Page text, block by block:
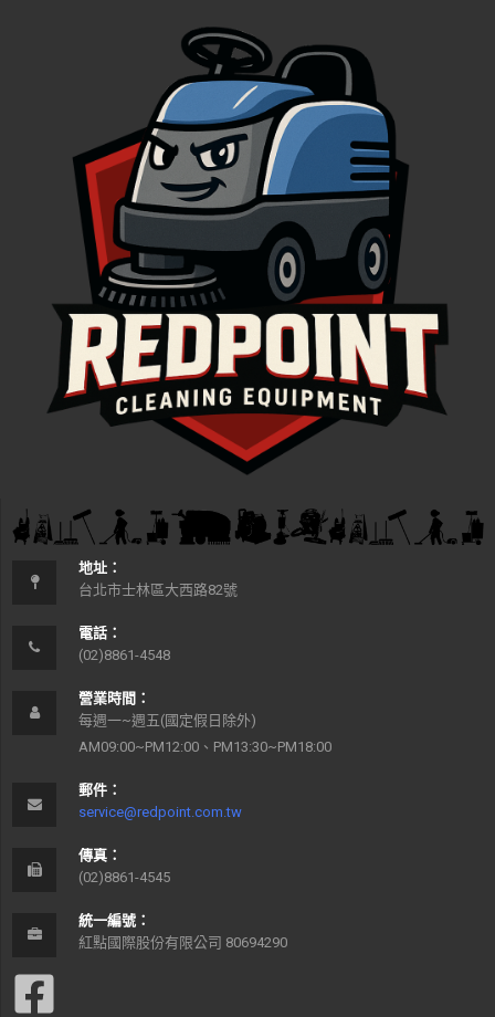
地址：
台北市士林區大西路82號
電話：
(02)8861-4548
營業時間：
每週一~週五(國定假日除外)
AM09:00~PM12:00、PM13:30~PM18:00
郵件：
service@redpoint.com.tw
傳真：
(02)8861-4545
統一編號：
紅點國際股份有限公司 80694290